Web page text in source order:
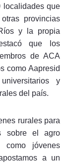
localidades que
provincias
y la propia
que los
de ACA
como Aapresid
y
del país.
rurales para
sobre el agro
como jóvenes
a un